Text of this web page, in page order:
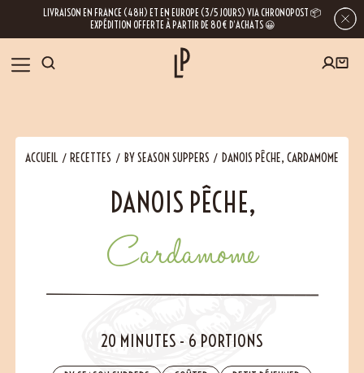
LIVRAISON EN FRANCE (48H) ET EN EUROPE (3/5 JOURS) VIA CHRONOPOST 📦
EXPÉDITION OFFERTE À PARTIR DE 80€ D’ACHATS 😀
NOS ÉPICES
NOUS RENDRE VISITE
ACCUEIL RECETTES BY SEASON SUPPERS DANOIS PÊCHE, CARDAMOME
DANOIS PÊCHE,
Cardamome
20 MINUTES - 6 PORTIONS
désinscrire est possible à tout moment.